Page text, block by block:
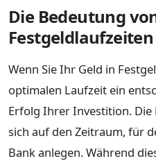
Die Bedeutung
Festgeldlaufzeiten
Wenn Sie Ihr Geld in
optimalen Laufzeit ein
Erfolg Ihrer Investition.
sich auf den Zeitraum, für
Bank anlegen. Während